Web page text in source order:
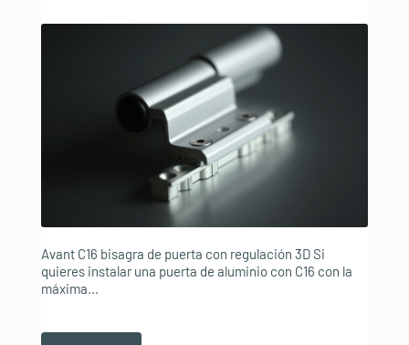
Avant C16 bisagra de puerta con regulación 3D Si
quieres instalar una puerta de aluminio con C16 con la
máxima...